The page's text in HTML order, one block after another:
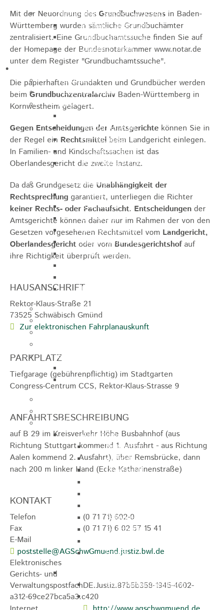
Nachhaltige Stadtentwicklung
Heubach gestalten
Online Beteiligung
Zukunfts Team
Freizeit / Tourismus
Gastgeber
Veranstaltungen
Museen & Sammlungen
Miedermuseum
Heimatmuseum
Polizeimuseum
Haus Anna Vetter
Sehenswürdigkeiten
Rathaus
Blockturm
Ev. Kirche
Miedermuseum
Haus "Anna Vetter"
Polizeimuseum Heubach e.V.
Höhlen rund um Heubach
Heubach Tour
archaeopfad
Flugplatz
Schwimmbäder
Hallenbad
Freibad
Vereinsleben
Bike the Rock
Allgemein
Newsletter
Anfahrt
Unterkunft
Palmares
Geschichte
Presse
Streckenbeschreibung
Mit der Neuordnung des Grundbuchwesens in Baden-
Württemberg wurden sämtliche Grundbuchämter
zentralisiert. Eine Grundbuchamtssuche finden Sie auf
der Homepage der Bundesnotarkammer www.notar.de
unter dem Register "Grundbuchamtssuche".
Die papierhaften Grundakten und Grundbücher werden
beim Grundbuchzentralarchiv Baden-Württemberg in
Kornwestheim gelagert.
Gegen Entscheidungen der Amtsgerichte können Sie in
der Regel ein Rechtsmittel beim Landgericht einlegen.
In Familien- und Kindschaftssachen ist das
Oberlandesgericht die zweite Instanz.
Da das Grundgesetz die Unabhängigkeit der
Rechtsprechung garantiert, unterliegen die Richter
keiner Rechts- oder Fachaufsicht. Entscheidungen der
Amtsgerichte können daher nur im Rahmen der von den
Gesetzen vorgesehenen Rechtsmittel vom Landgericht,
Oberlandesgericht oder vom Bundesgerichtshofauf
ihre Richtigkeit überprüft werden.
HAUSANSCHRIFT
Rektor-Klaus-Straße 21
73525 Schwäbisch Gmünd
Zur elektronischen Fahrplanauskunft
PARKPLATZ
Tiefgarage (gebührenpflichtig) im Stadtgarten
Congress-Centrum CCS, Rektor-Klaus-Strasse 9
ANFAHRTSBESCHREIBUNG
auf B 29 im Kreisverkehr Höhe Busbahnhof (aus
Richtung Stuttgart kommend 1. Ausfahrt - aus Richtung
Aalen kommend 2. Ausfahrt), über Remsbrücke, dann
nach 200 m linker Hand (Ecke Katharinenstraße)
KONTAKT
Telefon (0 71 71) 602-0
Fax
(0 71 71) 6 02 57 15 41
E-Mail
poststelle@AGSchwGmuend.justiz.bwl.de
Elektronisches
Gerichts- und
VerwaltungspostfachDE.Justiz.87b5b358-1945-4602-
a312-69ce27bca5a3.c420